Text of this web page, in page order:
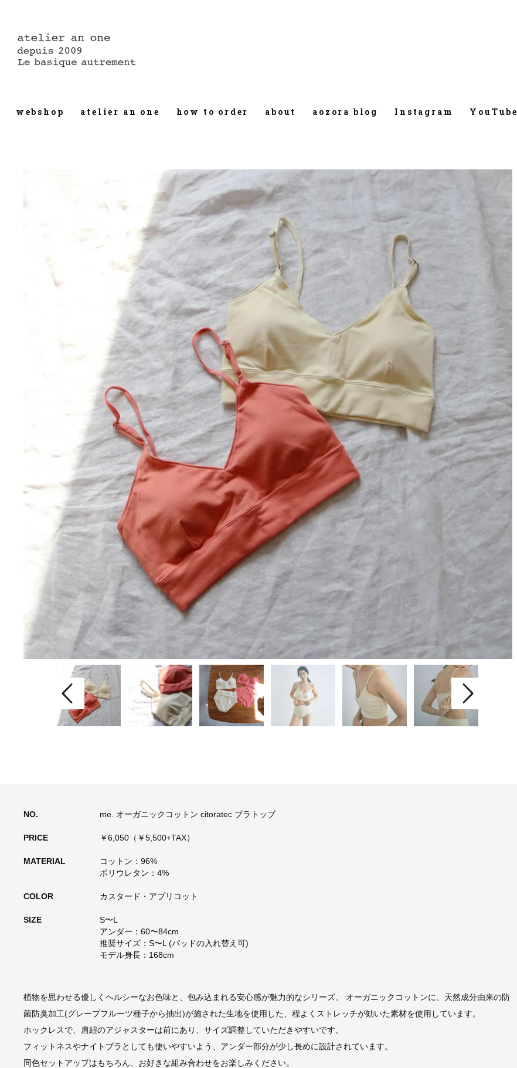
webshop atelier an one how to order about aozora blog Instagram YouTube
NO. me. オーガニックコットン citoratec ブラトップ
PRICE ￥6,050（￥5,500+TAX）
MATERIAL
コットン：96%
ポリウレタン：4%
COLOR カスタード・アプリコット
SIZE
S〜L
アンダー：60〜84cm
推奨サイズ：S〜L (パッドの入れ替え可)
モデル身長：168cm
植物を思わせる優しくヘルシーなお色味と、包み込まれる安心感が魅力的なシリーズ。 オーガニックコットンに、天然成分由来の防
菌防臭加工(グレープフルーツ種子から抽出)が施された生地を使用した、程よくストレッチが効いた素材を使用しています。
ホックレスで、肩紐のアジャスターは前にあり、サイズ調整していただきやすいです。
フィットネスやナイトブラとしても使いやすいよう、アンダー部分が少し長めに設計されています。
同色セットアップはもちろん、お好きな組み合わせをお楽しみください。